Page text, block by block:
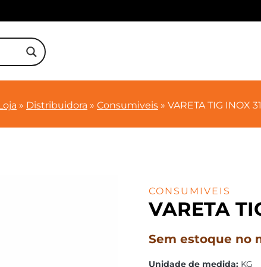
» Distribuidora » Consumiveis » VARETA TIG INOX
CONSUMIVEIS
VARETA
Sem estoque no
Unidade de medida:KG